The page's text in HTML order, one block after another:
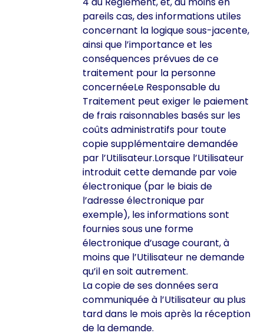
pareils cas, des informations utiles
concernant la logique sous-jacente,
ainsi que l’importance et les
conséquences prévues de ce
traitement pour la personne
concernéeLe Responsable du
Traitement peut exiger le paiement
de frais raisonnables basés sur les
coûts administratifs pour toute
copie supplémentaire demandée
par l’Utilisateur.Lorsque l’Utilisateur
introduit cette demande par voie
électronique (par le biais de
l’adresse électronique par
exemple), les informations sont
fournies sous une forme
électronique d’usage courant, à
moins que l’Utilisateur ne demande
qu’il en soit autrement.
La copie de ses données sera
communiquée à l’Utilisateur au plus
tard dans le mois après la réception
de la demande.